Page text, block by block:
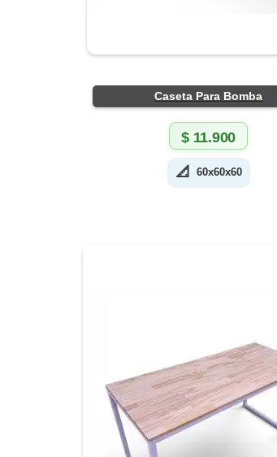
Caseta Para Bomba
$ 11.900
📐 60x60x60